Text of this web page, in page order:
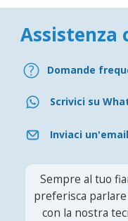
Assistenza
Domande
Scrivici su
Inviaci un'email
Sempre al tuo
preferisca
con la nostra